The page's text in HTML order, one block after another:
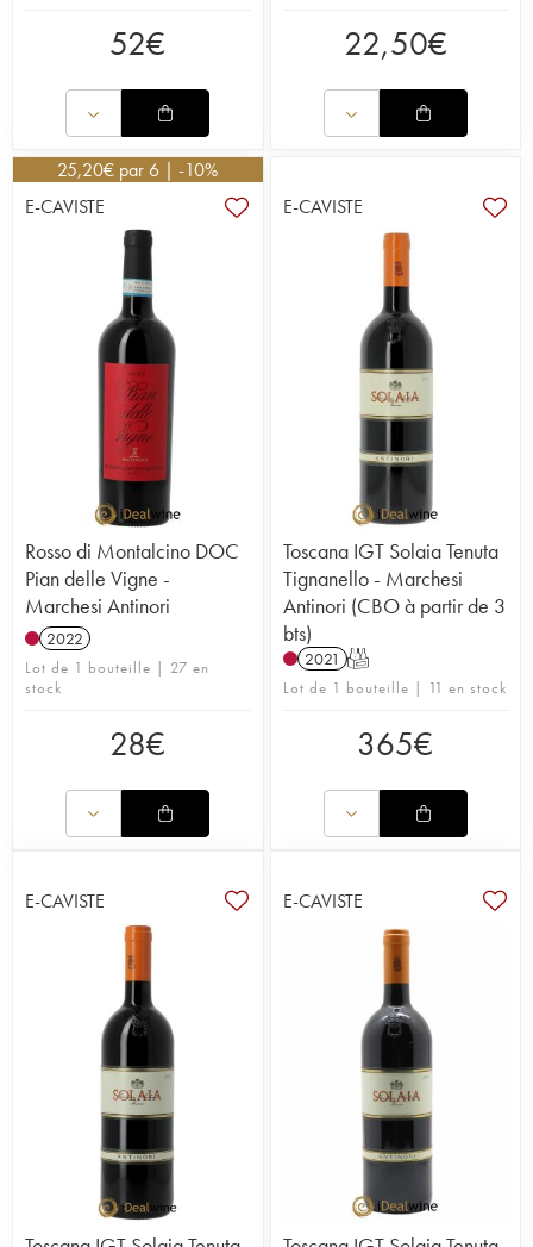
52€ 22,50€
25,20€ par 6 | -10%
E-CAVISTE
Rosso di Montalcino DOC
Pian delle Vigne -
Marchesi Antinori
2022
Lot de 1 bouteille | 27 en
stock
28€
E-CAVISTE
Toscana IGT Solaia Tenuta
Tignanello - Marchesi
Antinori (CBO à partir de 3
bts)
2021 T
Lot de 1 bouteille | 11 en stock
365€
E-CAVISTE E-CAVISTE